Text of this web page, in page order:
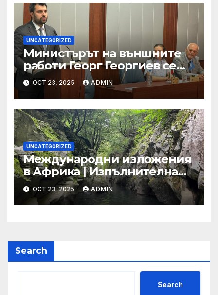
UNCATEGORIZED
Министърът на външните
работи Георг Георгиев се
срещна с младежи по
повод 80-годишнината от
подписването на Устава на
ООН
OCT 23, 2025 ADMIN
UNCATEGORIZED
Международни изложения
в Африка | Изпълнителна
агенция за насърчаване на
малките и средните
предприятия
OCT 23, 2025 ADMIN
Search
Search